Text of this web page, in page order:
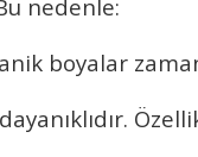
nedenle:
boyalar